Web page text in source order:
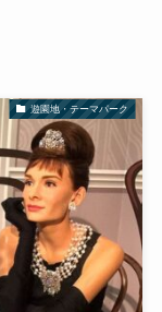
遊園地・テーマパーク